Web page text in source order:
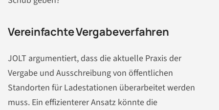
Vereinfachte Vergabeverfahren
JOLT argumentiert, dass die aktuelle Praxis der
Vergabe und Ausschreibung von öffentlichen
Standorten für Ladestationen überarbeitet werden
muss. Ein effizienterer Ansatz könnte die